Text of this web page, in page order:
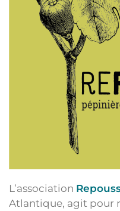
L’association
Atlantique, agit pour